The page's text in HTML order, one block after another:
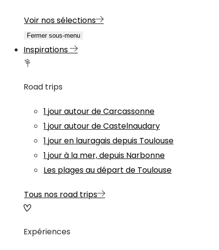
Voir nos sélections
Fermer sous-menu
Inspirations
Road trips
1 jour autour de Carcassonne
1 jour autour de Castelnaudary
1 jour en lauragais depuis Toulouse
1 jour à la mer, depuis Narbonne
Les plages au départ de Toulouse
Tous nos road trips
Expériences